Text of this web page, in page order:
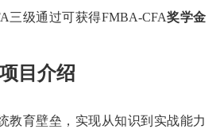
三级通过可获得FMBA-CFA奖学金
目介绍
教育壁垒，实现从知识到实战能力